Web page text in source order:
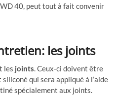
40, peut tout à fait convenir
les joints
les joints. Ceux-ci doivent être
qui sera appliqué à l’aide
spécialement aux joints.